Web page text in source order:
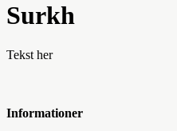
Surkh
Tekst her
Informationer